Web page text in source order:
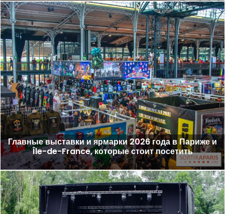
Главные выставки и ярмарки 2026 года в Париже и
Île-de-France, которые стоит посетить